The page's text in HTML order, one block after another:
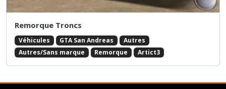
Remorque Troncs
Véhicules GTA San Andreas
Autres
Autres/Sans marque
Remorque Artict3